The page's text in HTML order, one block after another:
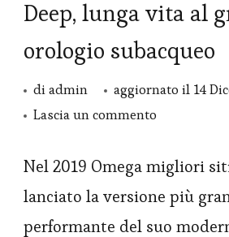
Deep, lunga vita al
orologio subacqueo
diadmin aggiornato il 14
Lascia un commento
Omega
Seamaster
Nel 2019 Omega migliori
lanciato la versione più
performante del suo